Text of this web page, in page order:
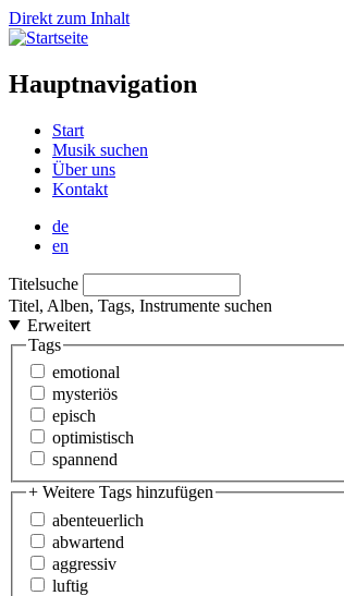
Direkt zum Inhalt
Hauptnavigation
Start
Musik suchen
Über uns
Kontakt
de
en
Titelsuche
Titel, Alben, Tags, Instrumente suchen
Erweitert
Tags
emotional
mysteriös
episch
optimistisch
spannend
+ Weitere Tags hinzufügen
abenteuerlich
abwartend
aggressiv
luftig